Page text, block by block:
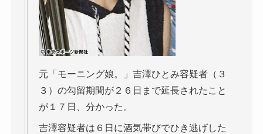
元「モーニング娘。」吉澤ひとみ容疑者（３
３）の勾留期間が２６日まで延長されたこと
が１７日、分かった。
吉澤容疑者は６日に酒気帯びでひき逃げした